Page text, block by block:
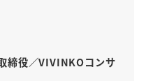
締役／VIVINKOコンサ